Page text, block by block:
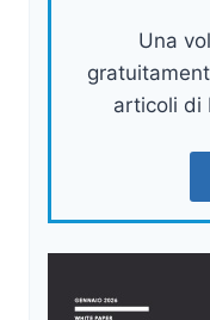
Una
articoli di